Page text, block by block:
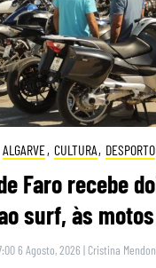
ALGARVE, CULTURA, DESPORTO
Faro recebe
surf, às
6 Agosto, 2026 | Cristina